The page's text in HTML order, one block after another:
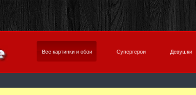
Все картинки и обои Супергерои Девушки